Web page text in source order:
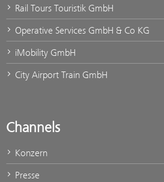
Rail Tours Touristik GmbH
Operative Services GmbH & Co KG
iMobility GmbH
City Airport Train GmbH
Channels
Konzern
Presse